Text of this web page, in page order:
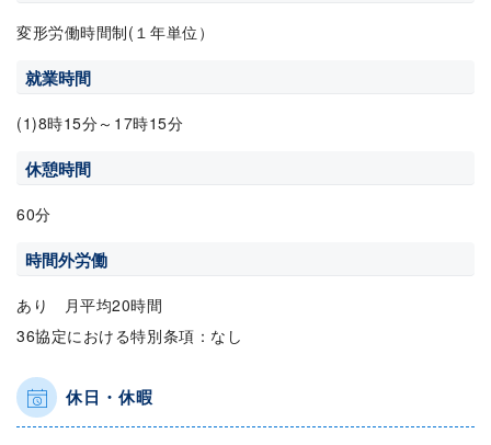
変形労働時間制(１年単位）
就業時間
(1)8時15分～17時15分
休憩時間
60分
時間外労働
あり 月平均20時間
36協定における特別条項：なし
休日・休暇